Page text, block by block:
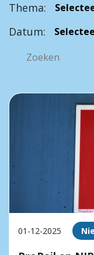
Thema:
Datum:
01-12-2025